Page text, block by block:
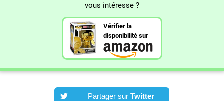
vous intéresse ?
Vérifier la
disponibilité sur
Partager sur Twitter